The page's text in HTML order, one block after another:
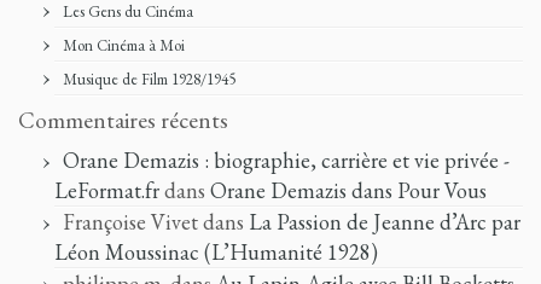
Les Gens du Cinéma
Mon Cinéma à Moi
Musique de Film 1928/1945
Commentaires récents
Orane Demazis : biographie, carrière et vie privée -
LeFormat.frdans Orane Demazis dans Pour Vous
Françoise Vivetdans La Passion de Jeanne d’Arc par
Léon Moussinac (L’Humanité 1928)